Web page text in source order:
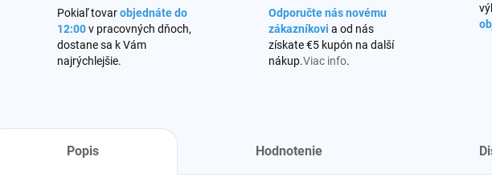
Pokiaľ tovarobjednáte do
12:00v pracovných dňoch,
dostane sa k Vám
najrýchlejšie.
Odporučte nás novému
zákazníkovi a od nás
získate €5 kupón na další
nákup.Viac info.
Popis Hodnotenie